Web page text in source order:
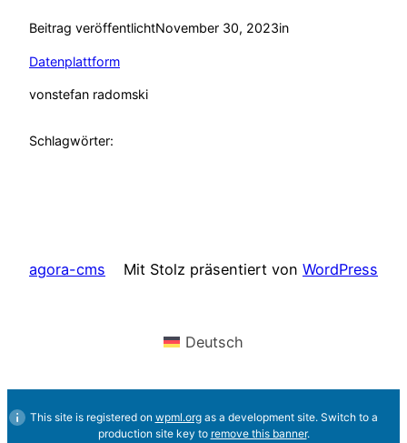
Beitrag veröffentlichtNovember 30, 2023in
Datenplattform
vonstefan radomski
Schlagwörter:
agora-cms Mit Stolz präsentiert von WordPress
Deutsch
This site is registered on wpml.orgas a development site. Switch to a
production site key to remove this banner.